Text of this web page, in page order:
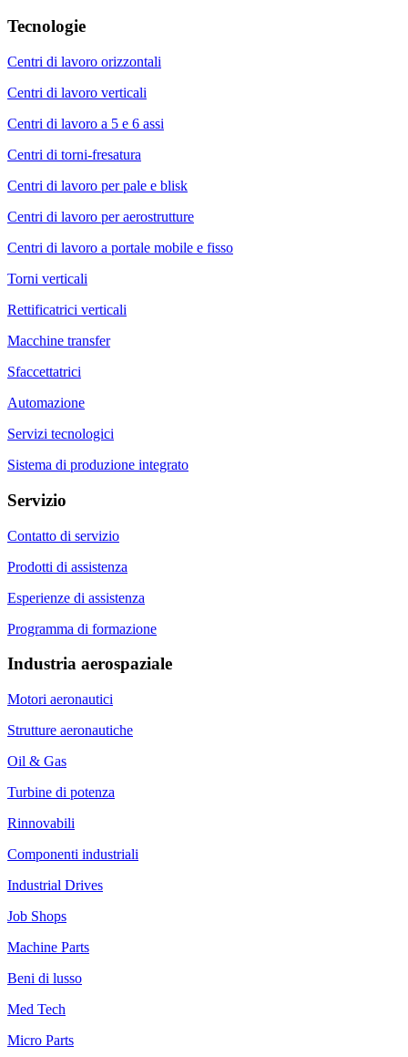
Tecnologie
Centri di lavoro orizzontali
Centri di lavoro verticali
Centri di lavoro a 5 e 6 assi
Centri di torni-fresatura
Centri di lavoro per pale e blisk
Centri di lavoro per aerostrutture
Centri di lavoro a portale mobile e fisso
Torni verticali
Rettificatrici verticali
Macchine transfer
Sfaccettatrici
Automazione
Servizi tecnologici
Sistema di produzione integrato
Servizio
Contatto di servizio
Prodotti di assistenza
Esperienze di assistenza
Programma di formazione
Industria aerospaziale
Motori aeronautici
Strutture aeronautiche
Oil & Gas
Turbine di potenza
Rinnovabili
Componenti industriali
Industrial Drives
Job Shops
Machine Parts
Beni di lusso
Med Tech
Micro Parts